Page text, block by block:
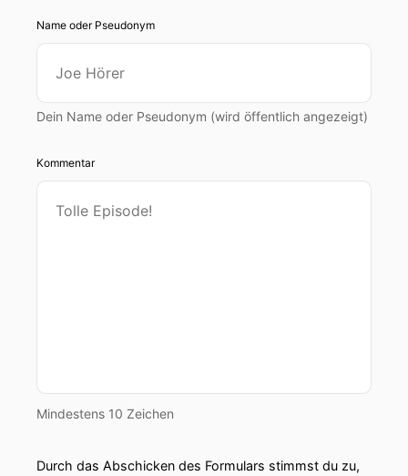
Name oder Pseudonym
Dein Name oder Pseudonym (wird öffentlich angezeigt)
Kommentar
Mindestens 10 Zeichen
Durch das Abschicken des Formulars stimmst du zu,